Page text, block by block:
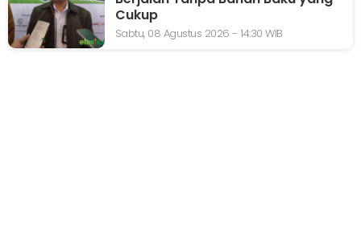
Cukup
Sabtu, 08 Agustus 2026 - 14:30 WIB